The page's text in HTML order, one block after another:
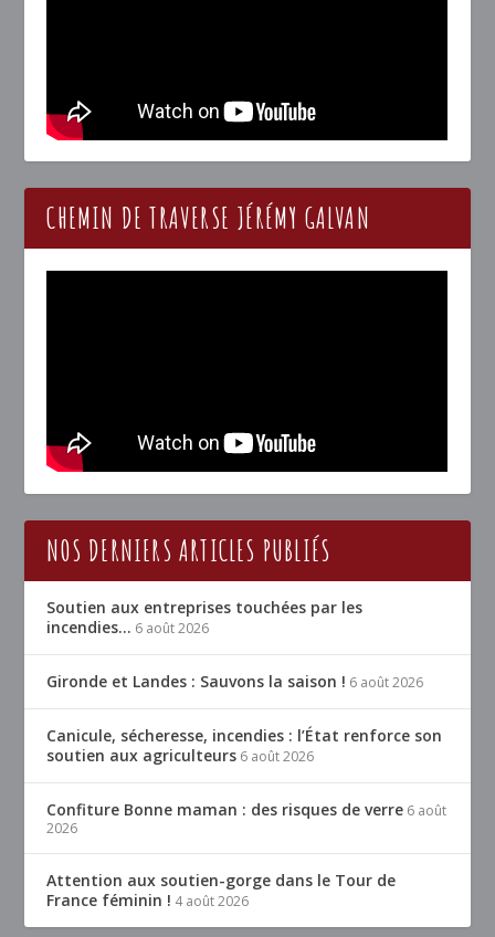
CHEMIN DE TRAVERSE JÉRÉMY GALVAN
NOS DERNIERS ARTICLES PUBLIÉS
Soutien aux entreprises touchées par les
incendies… 6 août 2026
Gironde et Landes : Sauvons la saison ! 6 août 2026
Canicule, sécheresse, incendies : l’État renforce son
soutien aux agriculteurs 6 août 2026
Confiture Bonne maman : des risques de verre 6 août
2026
Attention aux soutien-gorge dans le Tour de
France féminin ! 4 août 2026